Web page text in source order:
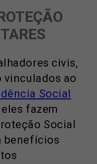
civis,
vinculados ao
Social
fazem
Social
benefícios